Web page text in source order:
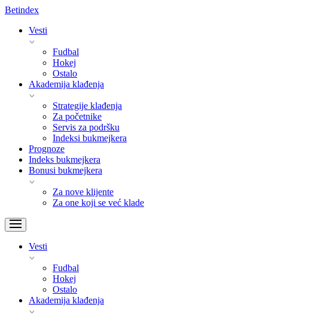
Betindex
Vesti
Fudbal
Hokej
Ostalo
Akademija klađenja
Strategije klađenja
Za početnike
Servis za podršku
Indeksi bukmejkera
Prognoze
Indeks bukmejkera
Bonusi bukmejkera
Za nove klijente
Za one koji se već klade
Vesti
Fudbal
Hokej
Ostalo
Akademija klađenja